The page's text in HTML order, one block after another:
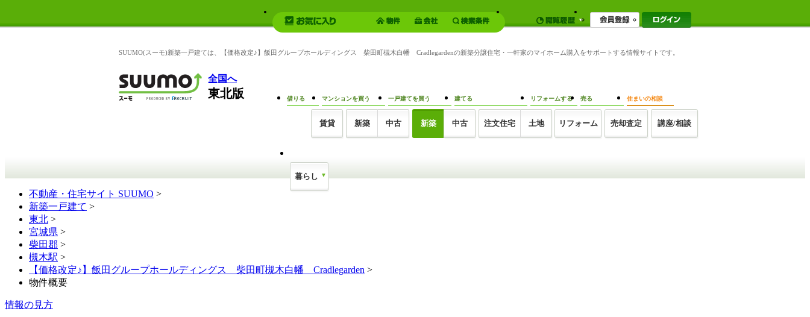
SUUMO(スーモ)新築一戸建ては、【価格改定♪】飯田グループホールディングス 柴田町槻木白幡 Cradlegardenの新築分譲住宅・一軒家のマイホーム購入をサポートする情報サイトです。
全国へ
東北版 借りる
賃貸
マンションを買う
新築 中古
一戸建てを買う
新築 中古
建てる
注文住宅 土地
リフォームする
リフォーム
売る
売却査定
住まいの相談
講座/相談
暮らし
不動産・住宅サイト SUUMO >
新築一戸建て >
東北 >
宮城県 >
柴田郡 >
槻木駅 >
【価格改定♪】飯田グループホールディングス 柴田町槻木白幡 Cradlegarden >
物件概要
情報の見方